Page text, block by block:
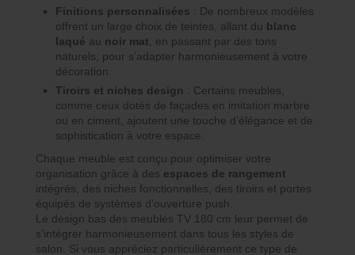
Finitions personnalisées : De nombreux modèles
offrent un large choix de teintes, allant du blanc
laqué au noir mat , en passant par des tons
naturels, pour s’adapter harmonieusement à votre
décoration.
Tiroirs et niches design
: Certains meubles,
comme ceux dotés de façades en imitation marbre
ou en ciment, ajoutent une touche d’élégance et de
sophistication à votre espace.
Chaque meuble est conçu pour optimiser votre
organisation grâce à des espaces de rangement
intégrés, des niches fonctionnelles, des tiroirs et portes
équipés de systèmes d’ouverture push.
Le design bas des meubles TV 180 cm leur permet de
s’intégrer harmonieusement dans tous les styles de
salon. Si vous appréciez particulièrement ce type de